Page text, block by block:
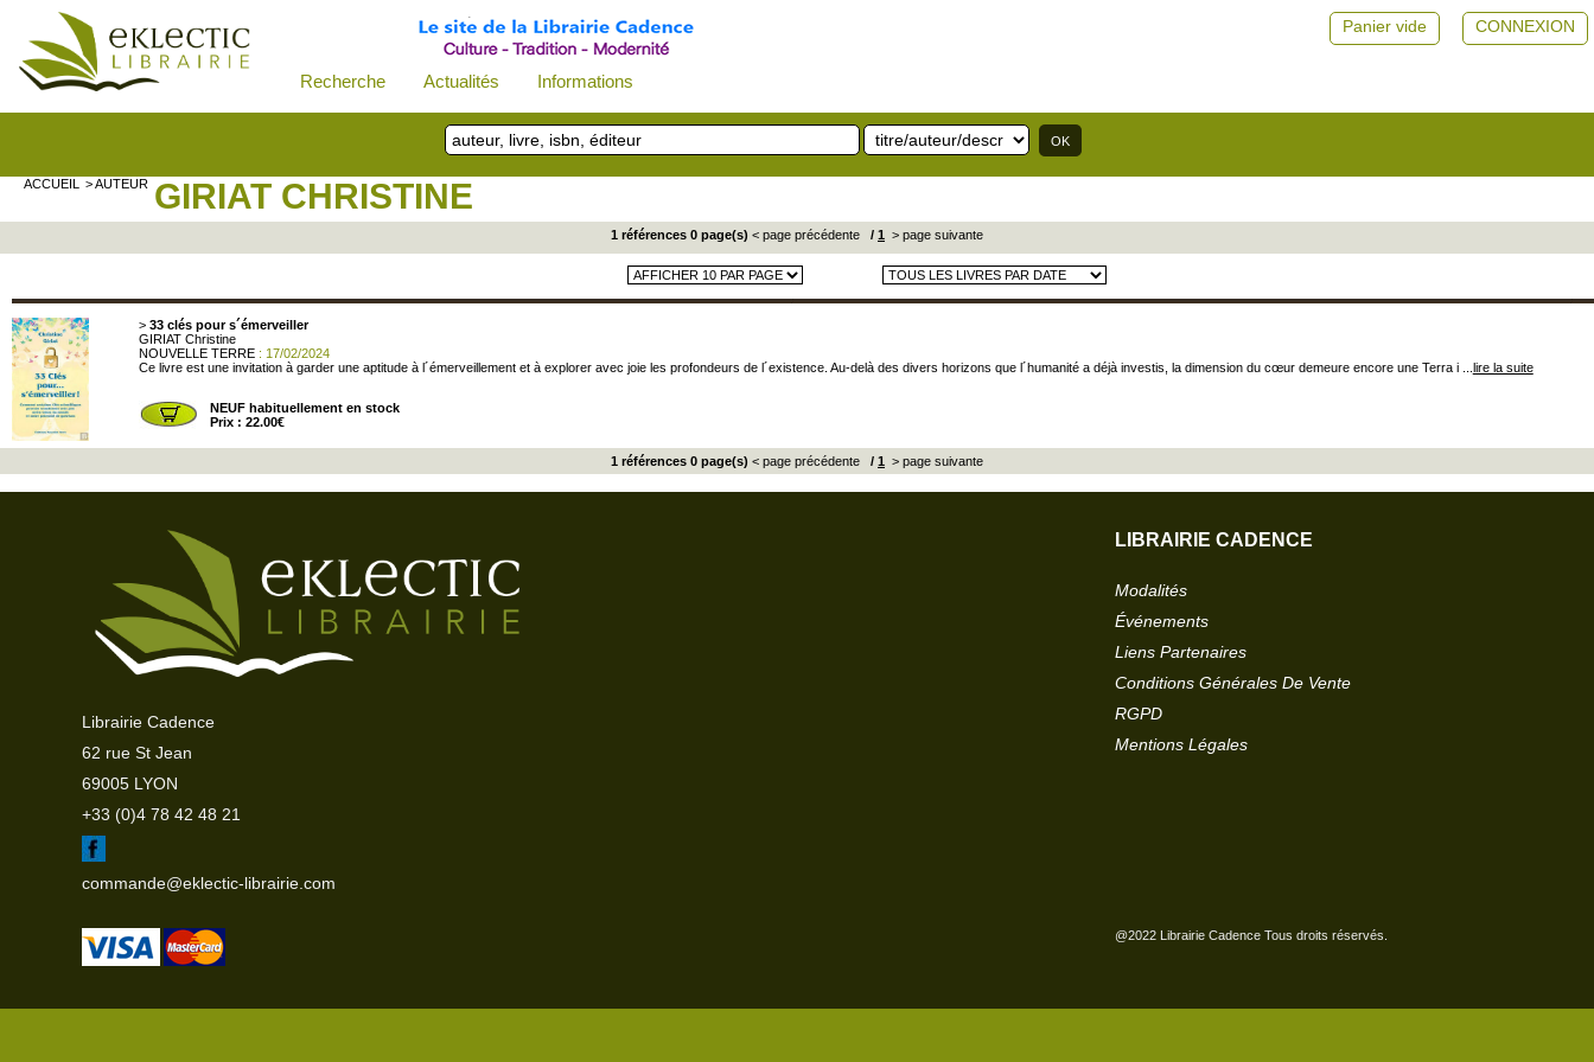
Recherche Actualités Informations
CONNEXION
Panier vide
ACCUEIL > AUTEUR GIRIAT CHRISTINE
1 références 0 page(s) < page précédente / 1 > page suivante
> 33 clés pour s´émerveiller
GIRIAT Christine
NOUVELLE TERRE: 17/02/2024
Ce livre est une invitation à garder une aptitude à l´émerveillement et à explorer avec joie les profondeurs de l´existence. Au-delà des divers horizons que l´humanité a déjà investis, la dimension du cœur demeure encore une Terra i ... lire la suite
NEUF habituellement en stock
Prix : 22.00€
1 références 0 page(s) < page précédente / 1 > page suivante
Librairie Cadence
62 rue St Jean
69005 LYON
+33 (0)4 78 42 48 21
commande@eklectic-librairie.com
LIBRAIRIE CADENCE
Modalités
Événements
Liens Partenaires
Conditions Générales De Vente
RGPD
Mentions Légales
@2022 Librairie Cadence Tous droits réservés.